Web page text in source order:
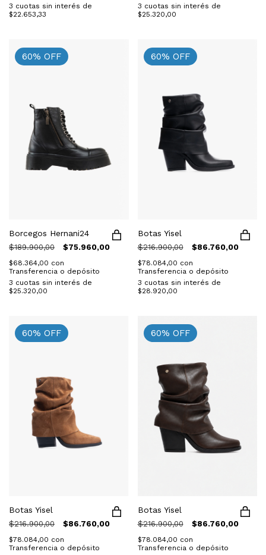
3 cuotas sin interés de
$22.653,33
3 cuotas sin interés de
$25.320,00
60% OFF
Borcegos Hernani24
$189.900,00 $75.960,00
$68.364,00 con
Transferencia o depósito
3 cuotas sin interés de
$25.320,00
60% OFF
Botas Yisel
$216.900,00 $86.760,00
$78.084,00 con
Transferencia o depósito
3 cuotas sin interés de
$28.920,00
60% OFF
Botas Yisel
$216.900,00 $86.760,00
$78.084,00 con
Transferencia o depósito
60% OFF
Botas Yisel
$216.900,00 $86.760,00
$78.084,00 con
Transferencia o depósito